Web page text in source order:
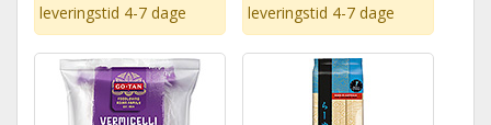
leveringstid 4-7 dage
leveringstid 4-7 dage